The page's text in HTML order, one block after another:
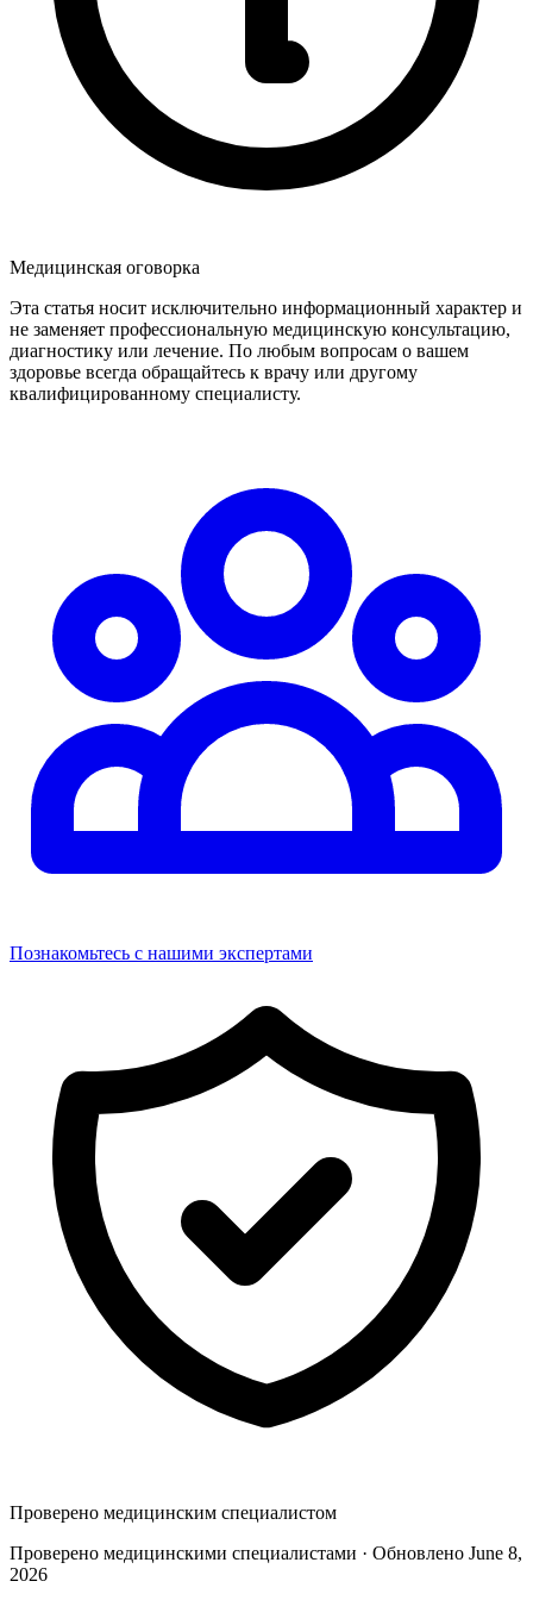
Медицинская оговорка
Эта статья носит исключительно информационный характер и
не заменяет профессиональную медицинскую консультацию,
диагностику или лечение. По любым вопросам о вашем
здоровье всегда обращайтесь к врачу или другому
квалифицированному специалисту.
Познакомьтесь с нашими экспертами
Проверено медицинским специалистом
Проверено медицинскими специалистами · Обновлено June 8,
2026